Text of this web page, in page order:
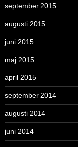
september 2015
augusti 2015
juni 2015
maj 2015
april 2015
september 2014
augusti 2014
juni 2014